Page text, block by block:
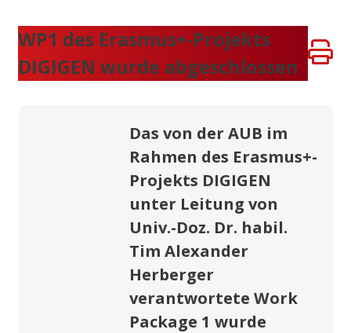
WP1 des Erasmus+-Projekts
DIGIGEN wurde abgeschlossen
Das von der AUB im
Rahmen des Erasmus+-
Projekts DIGIGEN
unter Leitung von
Univ.-Doz. Dr. habil.
Tim Alexander
Herberger
verantwortete Work
Package 1 wurde